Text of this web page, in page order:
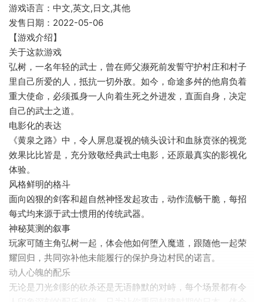
游戏语言：中文,英文,日文,其他
发售日期：2022-05-06
【游戏介绍】
关于这款游戏
弘树，一名年轻的武士，曾在师父濒死前发誓守护村庄和村子
里自己所爱的人，抵抗一切外敌。如今，命途多舛的他肩负着
重大使命，必须孤身一人向着生死之外进发，直面自身，决定
自己的武士之道。
电影化的表达
《黄泉之路》中，令人屏息凝视的镜头设计和血脉贲张的视觉
效果比比皆是，充分致敬经典武士电影，还原最真实的影视化
体验。
风格鲜明的格斗
面向凶狠的剑客和超自然神怪发起攻击，动作流畅干脆，每招
每式均来源于武士惯用的传统武器。
神秘莫测的叙事
玩家可随主角弘树一起，体会他如何堕入魔道，跟随他一起荣
耀回归，共同弥补他未能履行的保护身边村民的诺言。
动人心魄的配乐
无论是刀光剑影的砍杀还是无语静默的对峙，每个场景都有令